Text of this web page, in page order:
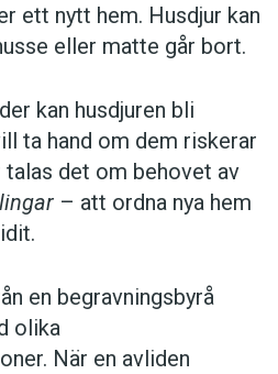
ett nytt hem. Husdjur kan
eller matte går bort.
kan husdjuren bli
ta hand om dem riskerar
det om behovet av
– att ordna nya hem
en begravningsbyrå
olika
När en avliden